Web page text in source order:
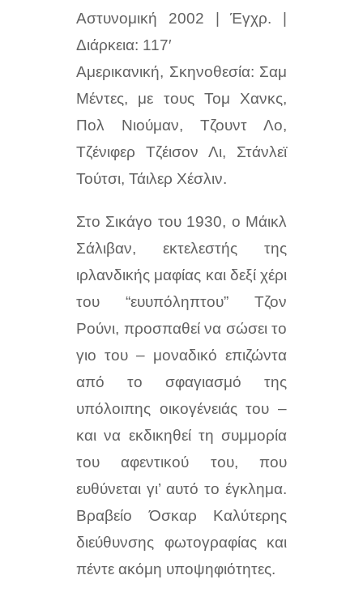
Αστυνομική 2002 | Έγχρ. |
Διάρκεια: 117′
Αμερικανική, Σκηνοθεσία: Σαμ
Μέντες, με τους Τομ Χανκς,
Πολ Νιούμαν, Τζουντ Λο,
Τζένιφερ Τζέισον Λι, Στάνλεϊ
Τούτσι, Τάιλερ Χέσλιν.
Στο Σικάγο του 1930, ο Μάικλ
Σάλιβαν, εκτελεστής της
ιρλανδικής μαφίας και δεξί χέρι
του “ευυπόληπτου” Τζον
Ρούνι, προσπαθεί να σώσει το
γιο του – μοναδικό επιζώντα
από το σφαγιασμό της
υπόλοιπης οικογένειάς του –
και να εκδικηθεί τη συμμορία
του αφεντικού του, που
ευθύνεται γι’ αυτό το έγκλημα.
Βραβείο Όσκαρ Καλύτερης
διεύθυνσης φωτογραφίας και
πέντε ακόμη υποψηφιότητες.